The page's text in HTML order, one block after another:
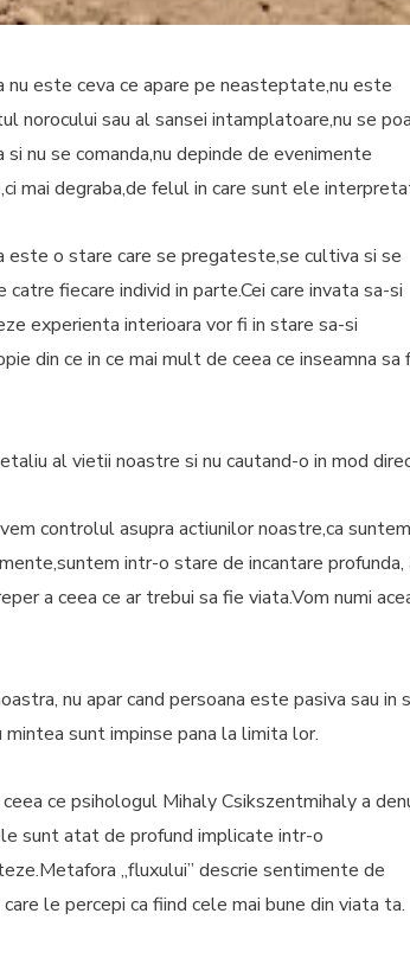
nu este ceva ce apare pe neasteptate,nu este
norocului sau al sansei intamplatoare,nu se
si nu se comanda,nu depinde de evenimente
mai degraba,de felul in care sunt ele
este o stare care se pregateste,se cultiva si se
catre fiecare individ in parte.Cei care invata sa-si
experienta interioara vor fi in stare sa-si
din ce in ce mai mult de ceea ce inseamna sa
al vietii noastre si nu cautand-o in mod
controlul asupra actiunilor noastre,ca suntem
intr-o stare de incantare profunda,
a ceea ce ar trebui sa fie viata.Vom numi
nu apar cand persoana este pasiva sau in
sunt impinse pana la limita lor.
ce psihologul Mihaly Csikszentmihaly a
sunt atat de profund implicate intr-o
,,fluxului” descrie sentimente de
le percepi ca fiind cele mai bune din viata ta.